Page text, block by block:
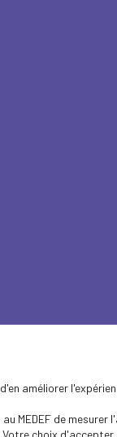
améliorer
MEDEF de
choix